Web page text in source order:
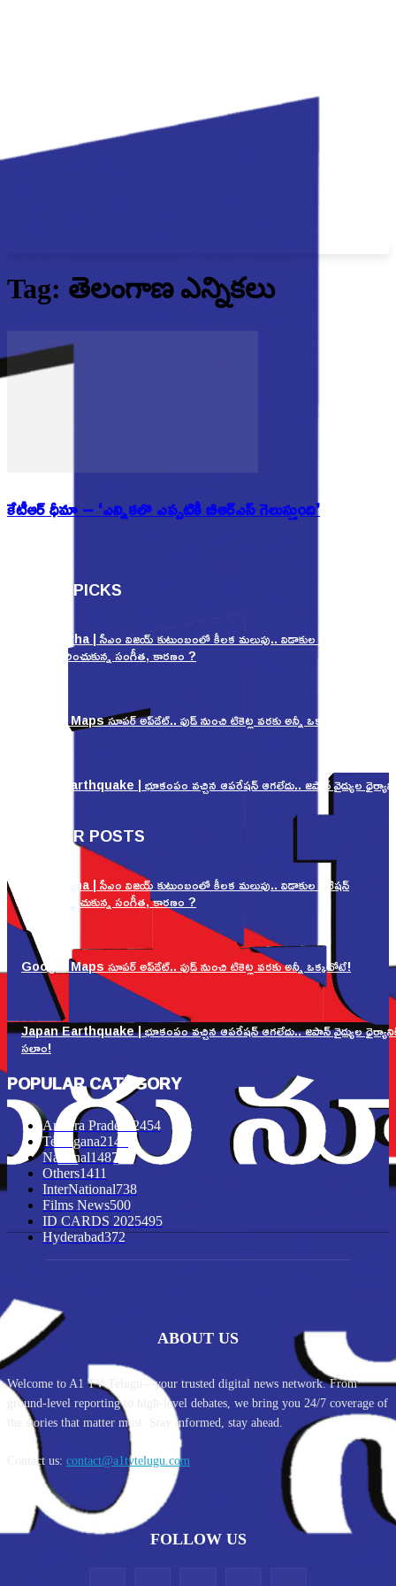
Tag: తెలంగాణ ఎన్నికలు
కేటీఆర్ ధీమా – ‘ఎన్నికలొ ఎప్పటికీ బీఆర్ఎస్ గెలుస్తుంది’
EDITOR PICKS
Sangeetha | సీఎం విజయ్ కుటుంబంలో కీలక మలుపు.. విడాకుల పిటిషన్
ఉపసంహరించుకున్న సంగీత, కారణం ?
Google Maps సూపర్ అప్‌డేట్.. ఫుడ్ నుంచి టికెట్ల వరకు అన్నీ ఒక్కచోటే!
Japan Earthquake | భూకంపం వచ్చిన ఆపరేషన్ ఆగలేదు.. జపాన్ వైద్యుల
POPULAR POSTS
Sangeetha | సీఎం విజయ్ కుటుంబంలో కీలక మలుపు.. విడాకుల పిటిషన్
ఉపసంహరించుకున్న సంగీత, కారణం ?
Google Maps సూపర్ అప్‌డేట్.. ఫుడ్ నుంచి టికెట్ల వరకు అన్నీ ఒక్కచోటే!
Japan Earthquake | భూకంపం వచ్చిన ఆపరేషన్ ఆగలేదు.. జపాన్ వైద్యుల
సలాం!
POPULAR CATEGORY
Andhra Pradesh 2454
Telangana2148
National1487
Others1411
InterNational738
Films News500
ID CARDS 2025495
Hyderabad372
ABOUT US
Welcome to A1 TV Telugu—your trusted digital news network. From
ground-level reporting to high-level debates, we bring you 24/7 coverage of
the stories that matter most. Stay informed, stay ahead.
Contact us: contact@a1tvtelugu.com
FOLLOW US